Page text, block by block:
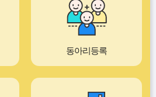
동아리등록